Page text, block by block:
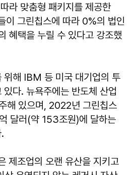
라 맞춤형 패키지를 제공한
이 그린칩스에 따라 0%의 법인
혜택을 누릴 수 있다고 강조했
위해 IBM 등 미국 대기업의 투
다. 뉴욕주에는 반도체 산업
해 있으며, 2022년 그린칩스
달러(약 153조원)에 달하는
제조업의 오랜 유산을 지키고